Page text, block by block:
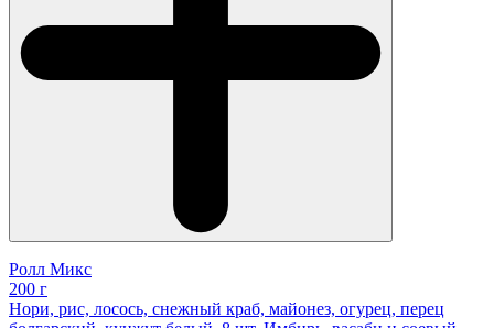
Ролл Микс
200 г
Нори, рис, лосось, снежный краб, майонез, огурец, перец